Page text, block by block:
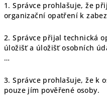
1. Správce prohlašuje, že
organizační opatření k
2. Správce přijal technická
úložišť a úložišť osobních
…
3. Správce prohlašuje, že k
pouze jím pověřené osoby.